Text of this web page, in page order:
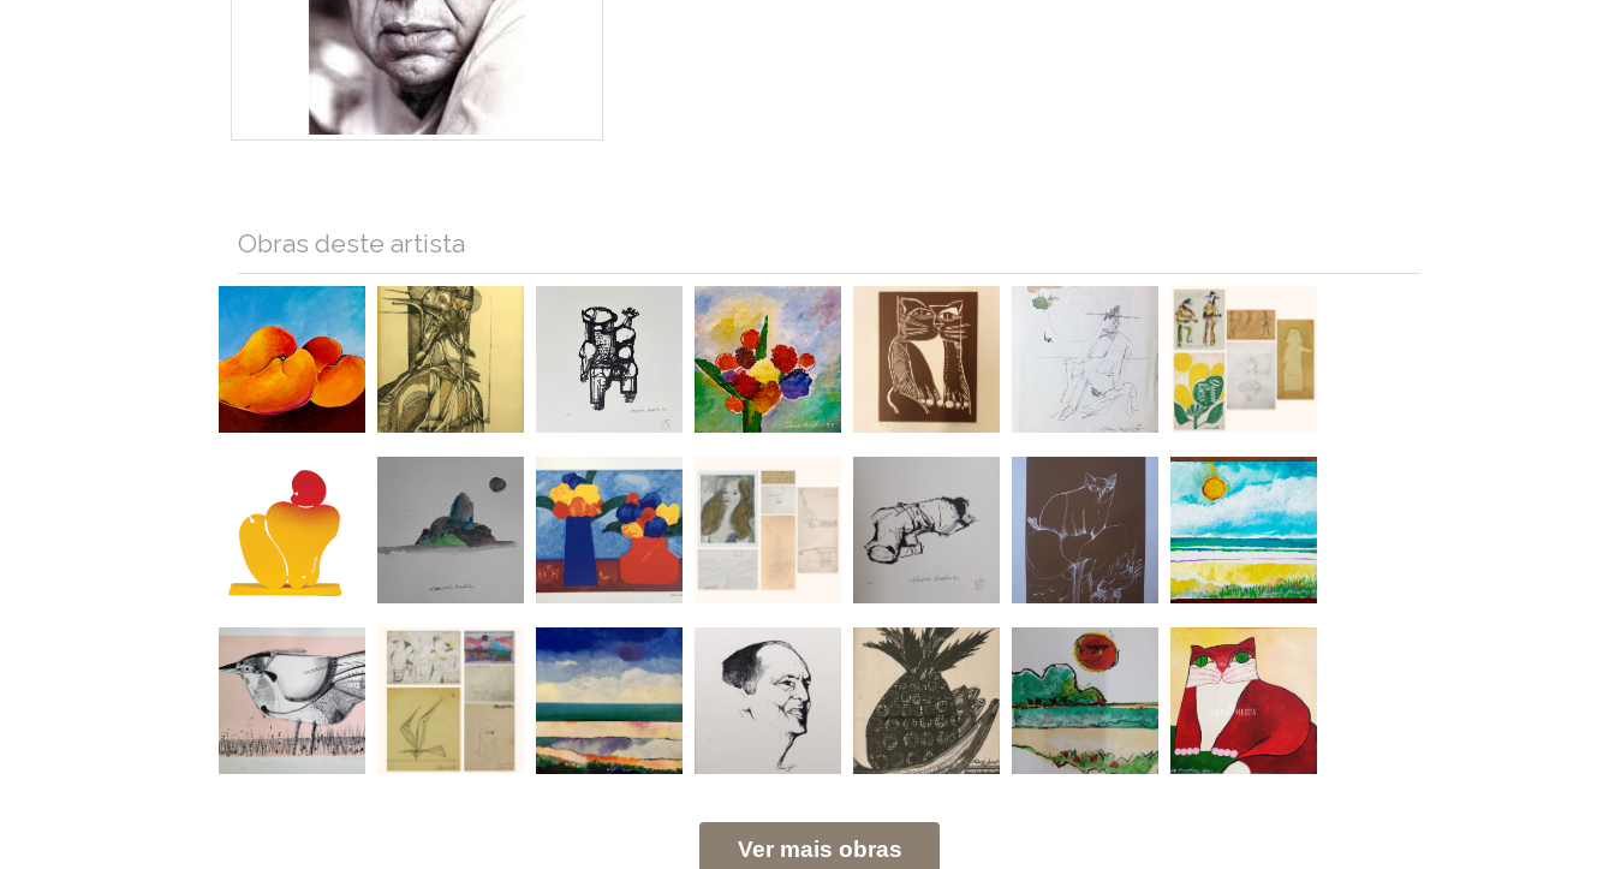
Obras deste artista
Ver mais obras